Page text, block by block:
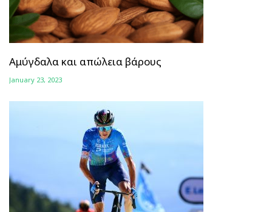
Αμύγδαλα και απώλεια βάρους
January 23, 2023